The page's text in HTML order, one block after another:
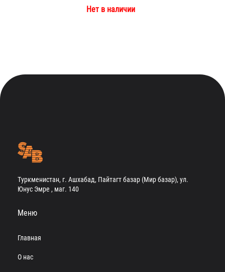
Нет в наличии
Туркменистан, г. Ашхабад, Пайтагт базар (Мир базар), ул.
Юнус Эмре , маг. 140
Меню
Главная
О нас